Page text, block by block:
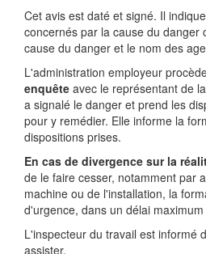
Cet avis est daté et signé. Il
concernés par la cause du danger
cause du danger et le nom des
L'administration employeur
enquête avec le représentant de
a signalé le danger et prend les
pour y remédier. Elle informe la
dispositions prises.
En cas de divergence sur la
de le faire cesser, notamment par
machine ou de l'installation, la
d'urgence, dans un délai
L'inspecteur du travail est informé
assister.